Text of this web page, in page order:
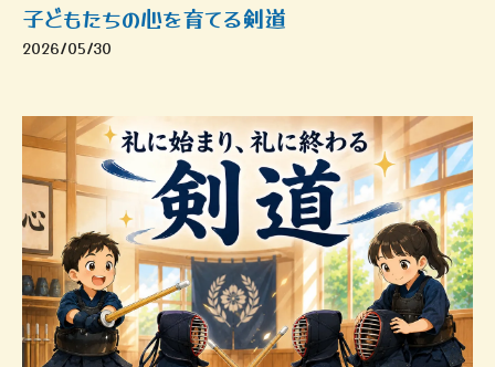
子どもたちの心を育てる剣道
2026/05/30